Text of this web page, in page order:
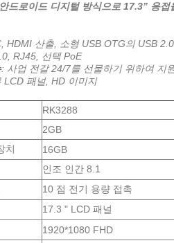
드로이드 디지털 방식으로 17.3” 응접
HDMI 산출, 소형 USB OTG의 USB
RJ45, 선택 PoE
: 사업 전갈 24/7를 선물하기 위하여 지
LCD 패널, HD 이미지
RK3288
2GB
치
16GB
인조 인간 8.1
10 점 전기 용량 접촉
17.3 " LCD 패널
1920*1080 FHD